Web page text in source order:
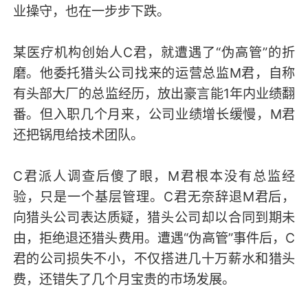
业操守，也在一步步下跌。
某医疗机构创始人C君，就遭遇了“伪高管”的折
磨。他委托猎头公司找来的运营总监M君，自称
有头部大厂的总监经历，放出豪言能1年内业绩翻
番。但入职几个月来，公司业绩增长缓慢，M君
还把锅甩给技术团队。
C君派人调查后傻了眼，M君根本没有总监经
验，只是一个基层管理。C君无奈辞退M君后，
向猎头公司表达质疑，猎头公司却以合同到期未
由，拒绝退还猎头费用。遭遇“伪高管”事件后，C
君的公司损失不小，不仅搭进几十万薪水和猎头
费，还错失了几个月宝贵的市场发展。